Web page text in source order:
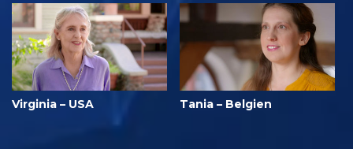
Virginia – USA Tania – Belgien